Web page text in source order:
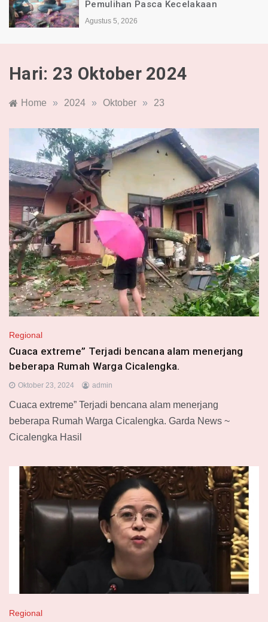
Indonesia Alami Luka
Agustus 4, 2026
Hari: 23 Oktober 2024
Home » 2024 » Oktober » 23
Regional
Cuaca extreme” Terjadi bencana alam menerjang
beberapa Rumah Warga Cicalengka.
Oktober 23, 2024 admin
Cuaca extreme” Terjadi bencana alam menerjang
beberapa Rumah Warga Cicalengka. Garda News ~
Cicalengka Hasil
Regional